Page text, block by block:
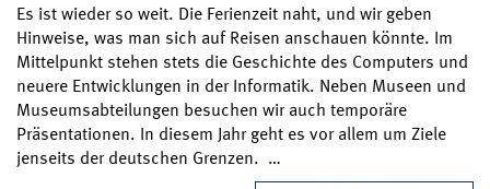
Es ist wieder so weit. Die Ferienzeit naht, und wir geben
Hinweise, was man sich auf Reisen anschauen könnte. Im
Mittelpunkt stehen stets die Geschichte des Computers und
neuere Entwicklungen in der Informatik. Neben Museen und
Museumsabteilungen besuchen wir auch temporäre
Präsentationen. In diesem Jahr geht es vor allem um Ziele
jenseits der deutschen Grenzen. …